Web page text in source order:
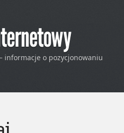
informacje o pozycjonowaniu